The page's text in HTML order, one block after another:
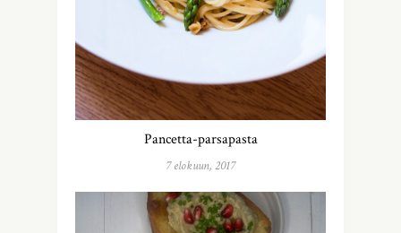
Pancetta-parsapasta
7 elokuun, 2017